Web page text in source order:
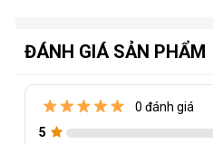
Thông số kỹ thuật
ĐÁNH GIÁ SẢN PHẨM
0 đánh giá
5